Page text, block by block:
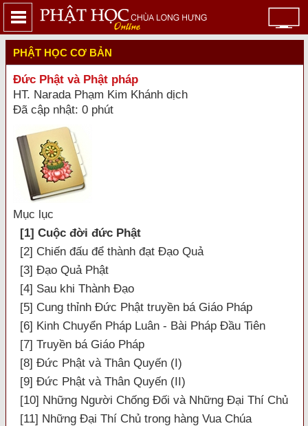
PHẬT HỌC CƠ BẢN
Đức Phật và Phật pháp
HT. Narada Phạm Kim Khánh dịch
Đã cập nhật: 0 phút
Mục lục
[1] Cuộc đời đức Phật
[2] Chiến đấu để thành đạt Đạo Quả
[3] Đạo Quả Phật
[4] Sau khi Thành Đạo
[5] Cung thỉnh Đức Phật truyền bá Giáo Pháp
[6] Kinh Chuyển Pháp Luân - Bài Pháp Đầu Tiên
[7] Truyền bá Giáo Pháp
[8] Đức Phật và Thân Quyến (I)
[9] Đức Phật và Thân Quyến (II)
[10] Những Người Chống Đối và Những Đại Thí Chủ
[11] Những Đại Thí Chủ trong hàng Vua Chúa